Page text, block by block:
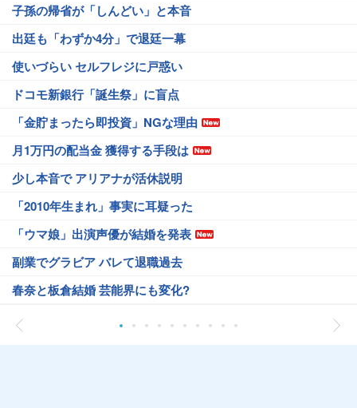
子孫の帰省が「しんどい」と本音
出廷も「わずか4分」で退廷一幕
使いづらい セルフレジに戸惑い
ドコモ新銀行「誕生祭」に盲点
「金貯まったら即投資」NGな理由
月1万円の配当金 獲得する手段は
少し本音で アリアナが活休説明
「2010年生まれ」事実に耳疑った
「ウマ娘」出演声優が結婚を発表
副業でグラビア バレて退職過去
春奈と板倉結婚 芸能界にも変化?